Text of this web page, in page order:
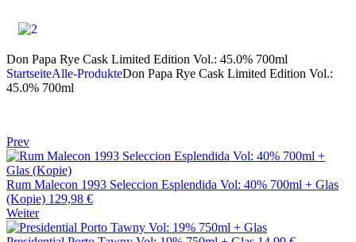
Don Papa Rye Cask Limited Edition Vol.: 45.0% 700ml
StartseiteAlle-ProdukteDon Papa Rye Cask Limited Edition Vol.:
45.0% 700ml
Prev
Rum Malecon 1993 Seleccion Esplendida Vol: 40% 700ml + Glas
(Kopie) 129,98 €
Weiter